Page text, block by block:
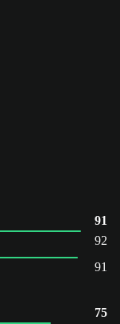
91
92
91
75